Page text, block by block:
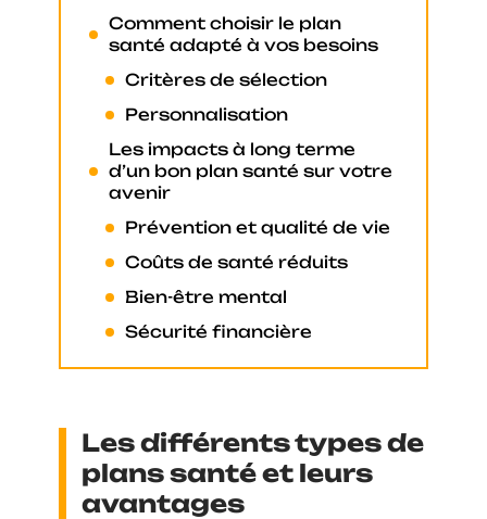
Comment choisir le plan
santé adapté à vos besoins
Critères de sélection
Personnalisation
Les impacts à long terme
d’un bon plan santé sur votre
avenir
Prévention et qualité de vie
Coûts de santé réduits
Bien-être mental
Sécurité financière
Les différents types de
plans santé et leurs
avantages